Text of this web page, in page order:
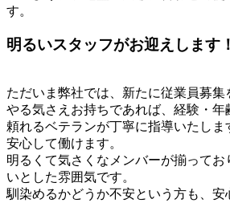
す。
明るいスタッフがお迎えします！
ただいま弊社では、新たに従業員募集
やる気さえお持ちであれば、経験・年
頼れるベテランが丁寧に指導いたしま
安心して働けます。
明るくて気さくなメンバーが揃って
いとした雰囲気です。
馴染めるかどうか不安という方も、安